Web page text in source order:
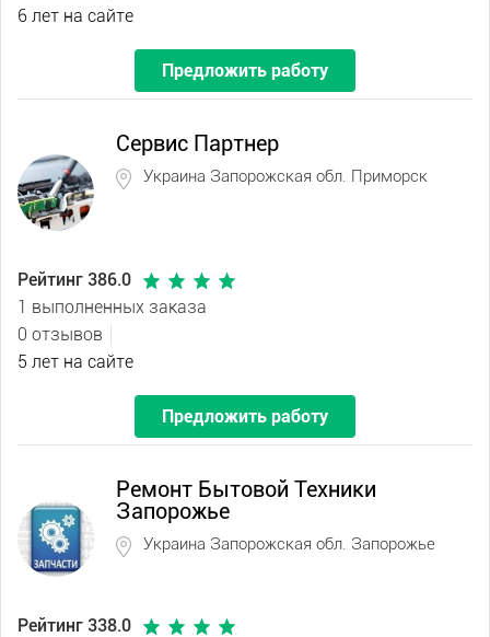
6 лет на сайте
Предложить работу
Сервис Партнер
Украина Запорожская обл. Приморск
Рейтинг 386.0
1 выполненных заказа
0 отзывов
5 лет на сайте
Предложить работу
Ремонт Бытовой Техники
Запорожье
Украина Запорожская обл. Запорожье
Рейтинг 338.0